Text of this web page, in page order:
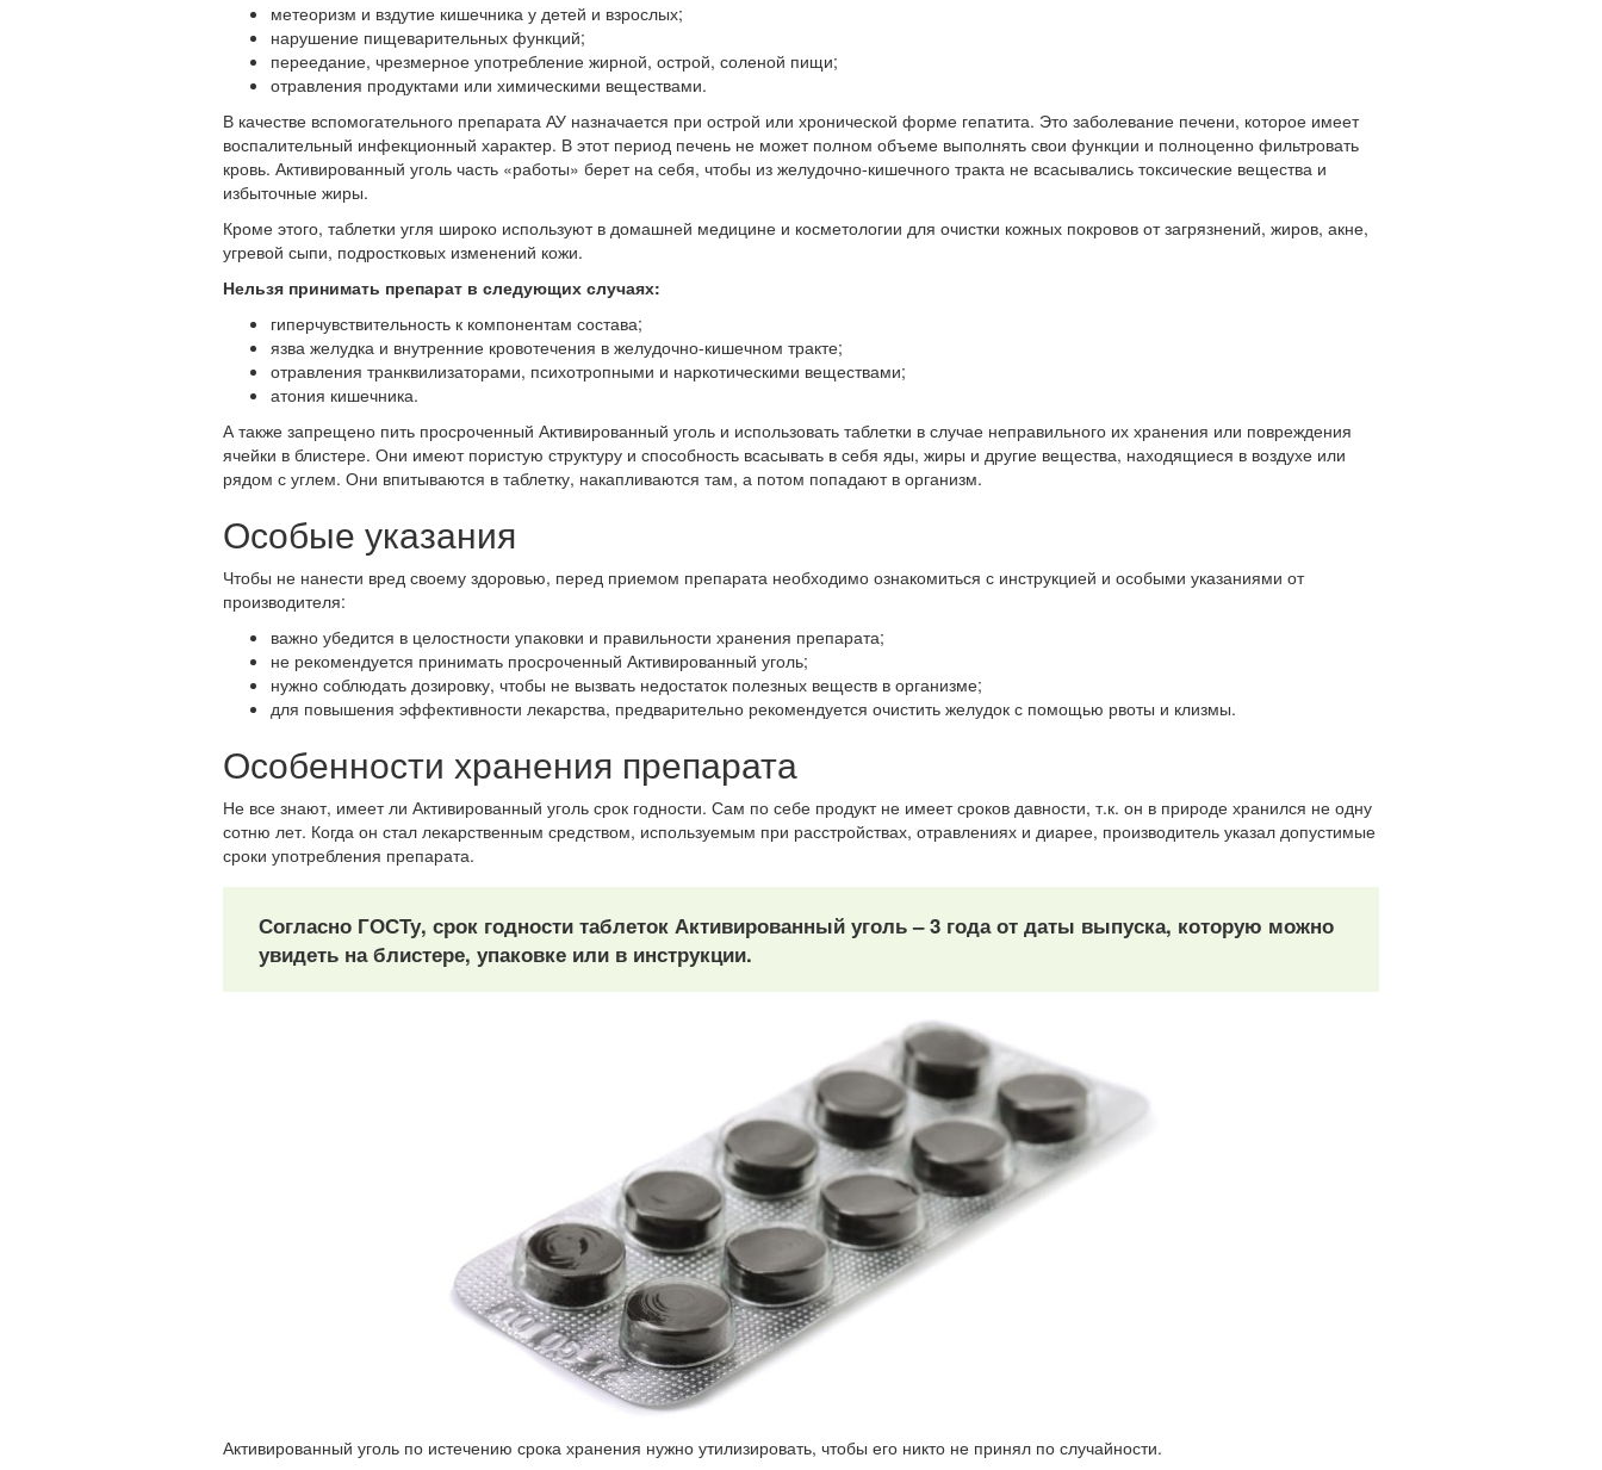
метеоризм и вздутие кишечника у детей и взрослых;
нарушение пищеварительных функций;
переедание, чрезмерное употребление жирной, острой, соленой пищи;
отравления продуктами или химическими веществами.
В качестве вспомогательного препарата АУ назначается при острой или хронической форме гепатита. Это заболевание печени, которое имеет
воспалительный инфекционный характер. В этот период печень не может полном объеме выполнять свои функции и полноценно фильтровать
кровь. Активированный уголь часть «работы» берет на себя, чтобы из желудочно-кишечного тракта не всасывались токсические вещества и
избыточные жиры.
Кроме этого, таблетки угля широко используют в домашней медицине и косметологии для очистки кожных покровов от загрязнений, жиров, акне,
угревой сыпи, подростковых изменений кожи.
Нельзя принимать препарат в следующих случаях:
гиперчувствительность к компонентам состава;
язва желудка и внутренние кровотечения в желудочно-кишечном тракте;
отравления транквилизаторами, психотропными и наркотическими веществами;
атония кишечника.
А также запрещено пить просроченный Активированный уголь и использовать таблетки в случае неправильного их хранения или повреждения
ячейки в блистере. Они имеют пористую структуру и способность всасывать в себя яды, жиры и другие вещества, находящиеся в воздухе или
рядом с углем. Они впитываются в таблетку, накапливаются там, а потом попадают в организм.
Особые указания
Чтобы не нанести вред своему здоровью, перед приемом препарата необходимо ознакомиться с инструкцией и особыми указаниями от
производителя:
важно убедится в целостности упаковки и правильности хранения препарата;
не рекомендуется принимать просроченный Активированный уголь;
нужно соблюдать дозировку, чтобы не вызвать недостаток полезных веществ в организме;
для повышения эффективности лекарства, предварительно рекомендуется очистить желудок с помощью рвоты и клизмы.
Особенности хранения препарата
Не все знают, имеет ли Активированный уголь срок годности. Сам по себе продукт не имеет сроков давности, т.к. он в природе хранился не одну
сотню лет. Когда он стал лекарственным средством, используемым при расстройствах, отравлениях и диарее, производитель указал допустимые
сроки употребления препарата.
Согласно ГОСТу, срок годности таблеток Активированный уголь – 3 года от даты выпуска, которую можно
увидеть на блистере, упаковке или в инструкции.
Активированный уголь по истечению срока хранения нужно утилизировать, чтобы его никто не принял по случайности.